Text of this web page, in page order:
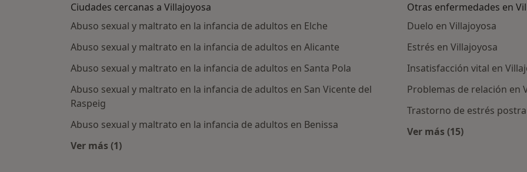
Ciudades cercanas a Villajoyosa
Abuso sexual y maltrato en la infancia de adultos en Elche
Abuso sexual y maltrato en la infancia de adultos en Alicante
Abuso sexual y maltrato en la infancia de adultos en Santa Pola
Abuso sexual y maltrato en la infancia de adultos en San Vicente del
Raspeig
Abuso sexual y maltrato en la infancia de adultos en Benissa
Ver más (1)
Otras enfermedades en
Duelo en Villajoyosa
Estrés en Villajoyosa
Insatisfacción vital en
Problemas de relación en
Trastorno de estrés
Ver más (15)